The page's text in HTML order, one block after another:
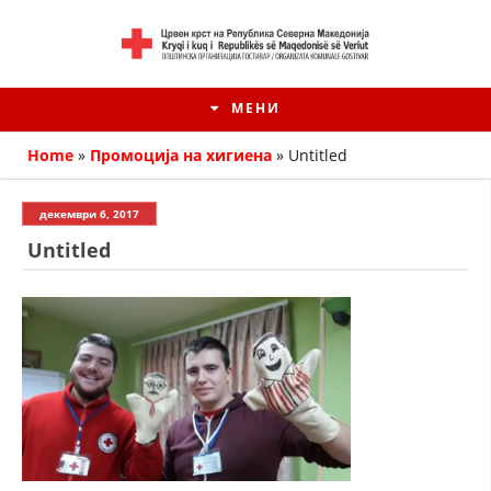
МЕНИ
HISTORIA E KRYQIT TË KUQ
ИСТОРИЈАТ НА ДВИЖЕЊЕТО
Home » Промоција на хигиена » Untitled
декември 6, 2017
Untitled